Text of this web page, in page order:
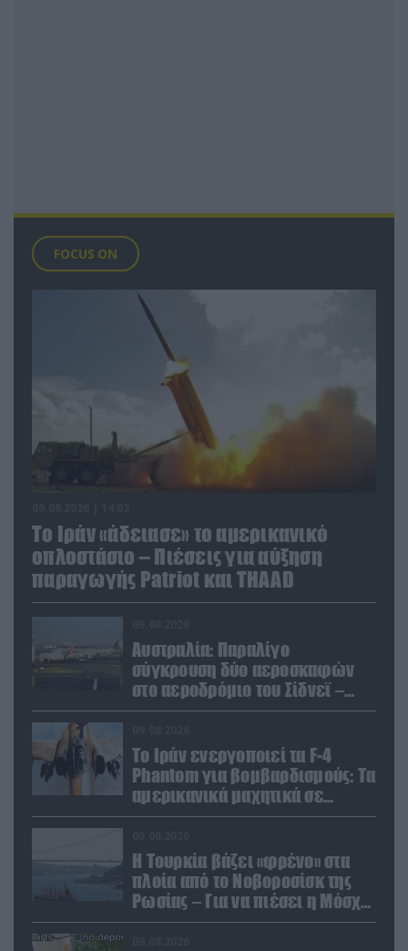
FOCUS ON
Το Ιράν «άδειασε» το αμερικανικό
οπλοστάσιο – Πιέσεις για αύξηση
παραγωγής Patriot και THAAD
Αυστραλία: Παραλίγο
σύγκρουση δύο αεροσκαφών
στο αεροδρόμιο του Σίδνεϊ –
Ένας τραυματίας (βίντεο)
Το Ιράν ενεργοποιεί τα F-4
Phantom για βομβαρδισμούς: Τα
αμερικανικά μαχητικά σε
ετοιμότητα να χτυπήσουν
Η Τουρκία βάζει «φρένο» στα
πλοία από το Νοβοροσίσκ της
Ρωσίας – Για να πιέσει η Μόσχα
το Ιράν;